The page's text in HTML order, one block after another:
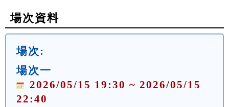
場次資料
場次:
場次一
2026/05/15 19:30 ~ 2026/05/15
22:40